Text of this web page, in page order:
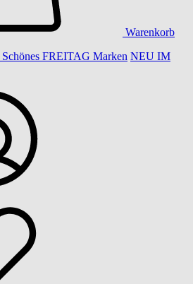
Warenkorb
Schönes FREITAG Marken NEU IM